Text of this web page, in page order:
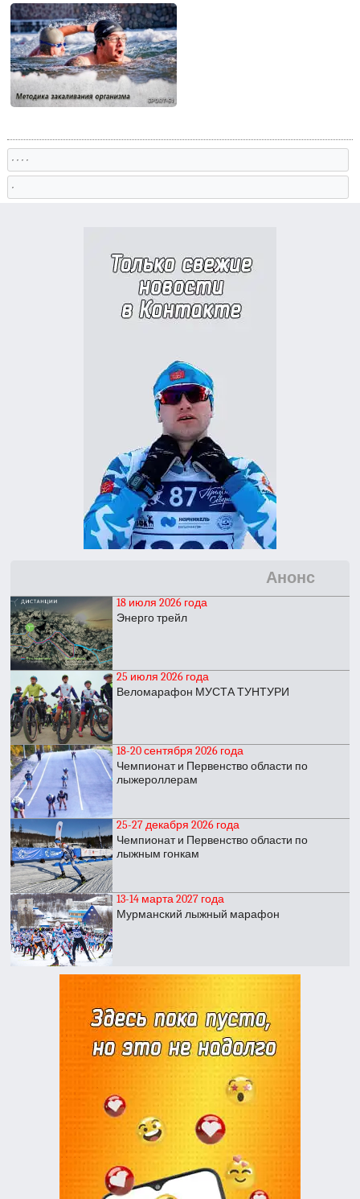
Анонс
18 июля 2026 года
Энерго трейл
25 июля 2026 года
Веломарафон МУСТА ТУНТУРИ
18-20 сентября 2026 года
Чемпионат и Первенство области по
лыжероллерам
25-27 декабря 2026 года
Чемпионат и Первенство области по
лыжным гонкам
13-14 марта 2027 года
Мурманский лыжный марафон